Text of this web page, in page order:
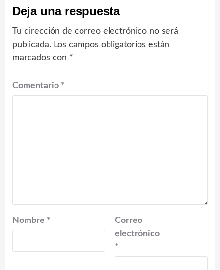
Deja una respuesta
Tu dirección de correo electrónico no será
publicada. Los campos obligatorios están
marcados con *
Comentario *
Nombre *
Correo
electrónico
*